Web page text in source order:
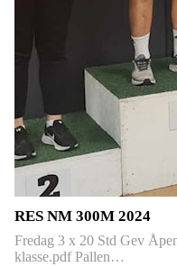
RES NM 300M 2024
Fredag 3 x 20 Std Gev
klasse.pdf Pallen…